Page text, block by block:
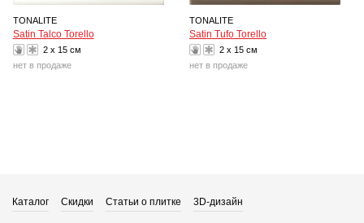
TONALITE
Satin Talco Torello
2 x 15 см
нет в продаже
TONALITE
Satin Tufo Torello
2 x 15 см
нет в продаже
Каталог Скидки Статьи о плитке 3D-дизайн